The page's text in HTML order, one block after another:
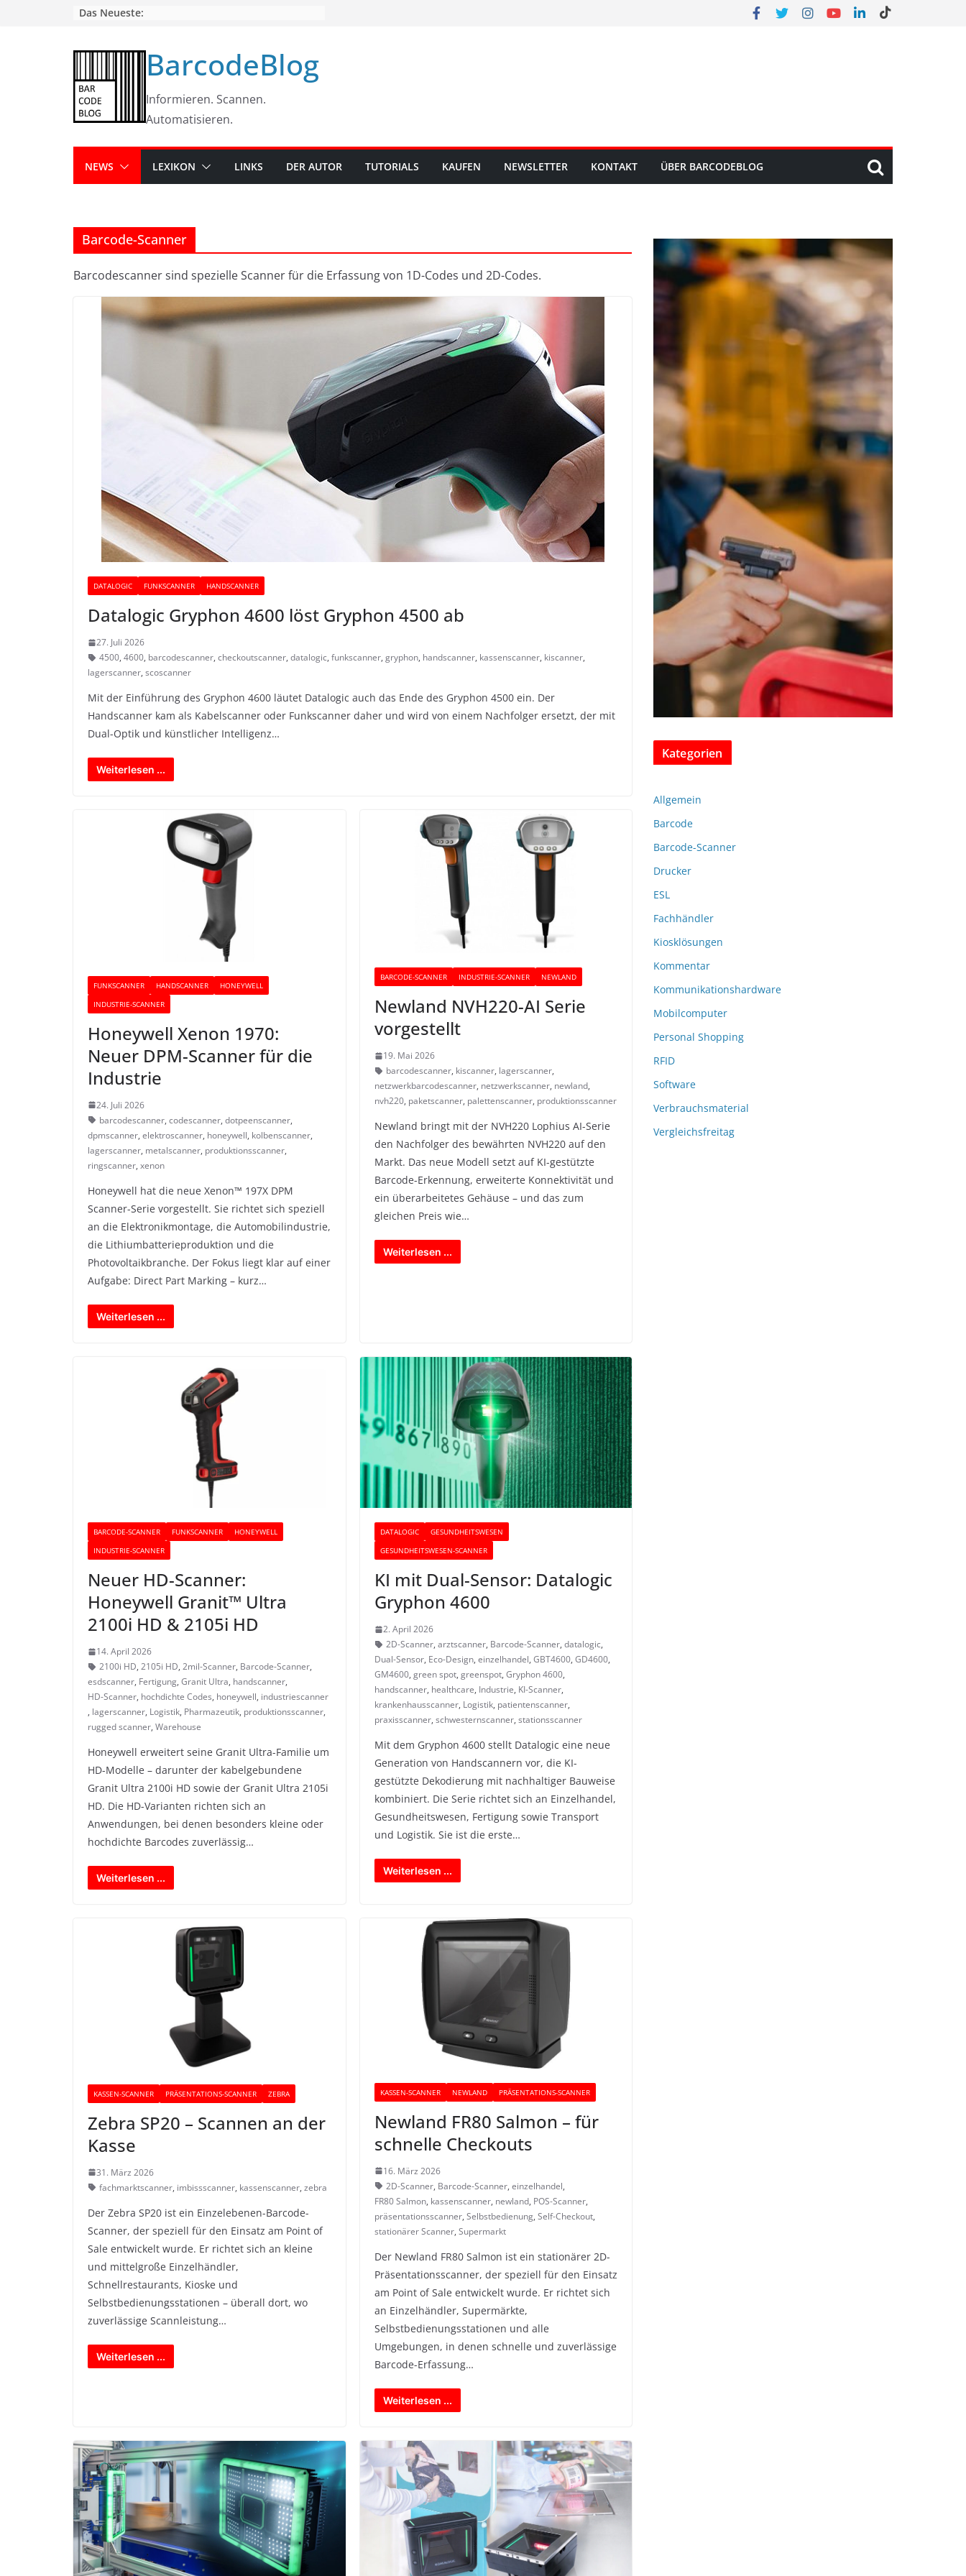
Das Neueste:
BarcodeBlog
Informieren. Scannen.
Automatisieren.
NEWS LEXIKON LINKS DER AUTOR TUTORIALS KAUFEN NEWSLETTER KONTAKT ÜBER BARCODEBLOG
Barcode-Scanner
Barcodescanner sind spezielle Scanner für die Erfassung von 1D-Codes und 2D-Codes.
DATALOGIC FUNKSCANNER HANDSCANNER
Datalogic Gryphon 4600 löst Gryphon 4500 ab
27. Juli 2026
4500, 4600, barcodescanner, checkoutscanner, datalogic, funkscanner, gryphon, handscanner, kassenscanner, kiscanner,
lagerscanner, scoscanner
Mit der Einführung des Gryphon 4600 läutet Datalogic auch das Ende des Gryphon 4500 ein. Der
Handscanner kam als Kabelscanner oder Funkscanner daher und wird von einem Nachfolger ersetzt, der mit
Dual-Optik und künstlicher Intelligenz…
Weiterlesen ...
FUNKSCANNER HANDSCANNER
HONEYWELL
INDUSTRIE-SCANNER
Honeywell Xenon 1970:
Neuer DPM-Scanner für die
Industrie
24. Juli 2026
barcodescanner, codescanner, dotpeenscanner,
dpmscanner, elektroscanner, honeywell, kolbenscanner,
lagerscanner, metalscanner, produktionsscanner,
ringscanner, xenon
Honeywell hat die neue Xenon™ 197X DPM
Scanner-Serie vorgestellt. Sie richtet sich speziell
an die Elektronikmontage, die Automobilindustrie,
die Lithiumbatterieproduktion und die
Photovoltaikbranche. Der Fokus liegt klar auf einer
Aufgabe: Direct Part Marking – kurz…
Weiterlesen ...
BARCODE-SCANNER INDUSTRIE-SCANNER NEWLAND
Newland NVH220-AI Serie
vorgestellt
19. Mai 2026
barcodescanner, kiscanner, lagerscanner,
netzwerkbarcodescanner, netzwerkscanner, newland,
nvh220, paketscanner, palettenscanner, produktionsscanner
Newland bringt mit der NVH220 Lophius AI-Serie
den Nachfolger des bewährten NVH220 auf den
Markt. Das neue Modell setzt auf KI-gestützte
Barcode-Erkennung, erweiterte Konnektivität und
ein überarbeitetes Gehäuse – und das zum
gleichen Preis wie…
Weiterlesen ...
BARCODE-SCANNER FUNKSCANNER
HONEYWELL
INDUSTRIE-SCANNER
Neuer HD-Scanner:
Honeywell Granit™ Ultra
2100i HD & 2105i HD
14. April 2026
2100i HD, 2105i HD, 2mil-Scanner, Barcode-Scanner,
esdscanner, Fertigung, Granit Ultra, handscanner,
HD-Scanner, hochdichte Codes, honeywell, industriescanner
, lagerscanner, Logistik, Pharmazeutik, produktionsscanner,
rugged scanner, Warehouse
Honeywell erweitert seine Granit Ultra-Familie um
HD-Modelle – darunter der kabelgebundene
Granit Ultra 2100i HD sowie der Granit Ultra 2105i
HD. Die HD-Varianten richten sich an
Anwendungen, bei denen besonders kleine oder
hochdichte Barcodes zuverlässig…
Weiterlesen ...
DATALOGIC
GESUNDHEITSWESEN
GESUNDHEITSWESEN-SCANNER
KI mit Dual-Sensor: Datalogic
Gryphon 4600
2. April 2026
2D-Scanner, arztscanner, Barcode-Scanner, datalogic,
Dual-Sensor, Eco-Design, einzelhandel, GBT4600, GD4600,
GM4600, green spot, greenspot, Gryphon 4600,
handscanner, healthcare, Industrie, KI-Scanner,
krankenhausscanner, Logistik, patientenscanner,
praxisscanner, schwesternscanner, stationsscanner
Mit dem Gryphon 4600 stellt Datalogic eine neue
Generation von Handscannern vor, die KI-
gestützte Dekodierung mit nachhaltiger Bauweise
kombiniert. Die Serie richtet sich an Einzelhandel,
Gesundheitswesen, Fertigung sowie Transport
und Logistik. Sie ist die erste…
Weiterlesen ...
KASSEN-SCANNER PRÄSENTATIONS-SCANNER ZEBRA
Zebra SP20 – Scannen an der
Kasse
31. März 2026
fachmarktscanner, imbissscanner, kassenscanner, zebra
Der Zebra SP20 ist ein Einzelebenen-Barcode-
Scanner, der speziell für den Einsatz am Point of
Sale entwickelt wurde. Er richtet sich an kleine
und mittelgroße Einzelhändler,
Schnellrestaurants, Kioske und
Selbstbedienungsstationen – überall dort, wo
zuverlässige Scannleistung…
Weiterlesen ...
KASSEN-SCANNER NEWLAND PRÄSENTATIONS-SCANNER
Newland FR80 Salmon – für
schnelle Checkouts
16. März 2026
2D-Scanner, Barcode-Scanner, einzelhandel,
FR80 Salmon, kassenscanner, newland, POS-Scanner,
präsentationsscanner, Selbstbedienung, Self-Checkout,
stationärer Scanner, Supermarkt
Der Newland FR80 Salmon ist ein stationärer 2D-
Präsentationsscanner, der speziell für den Einsatz
am Point of Sale entwickelt wurde. Er richtet sich
an Einzelhändler, Supermärkte,
Selbstbedienungsstationen und alle
Umgebungen, in denen schnelle und zuverlässige
Barcode-Erfassung…
Weiterlesen ...
Kategorien
Allgemein
Barcode
Barcode-Scanner
Drucker
ESL
Fachhändler
Kiosklösungen
Kommentar
Kommunikationshardware
Mobilcomputer
Personal Shopping
RFID
Software
Verbrauchsmaterial
Vergleichsfreitag